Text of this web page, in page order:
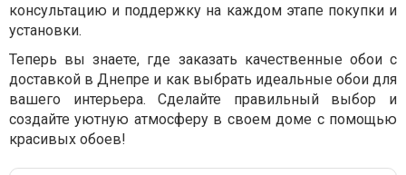
консультацию и поддержку на каждом этапе покупки и
установки.
Теперь вы знаете, где заказать качественные обои с
доставкой в Днепре и как выбрать идеальные обои для
вашего интерьера. Сделайте правильный выбор и
создайте уютную атмосферу в своем доме с помощью
красивых обоев!